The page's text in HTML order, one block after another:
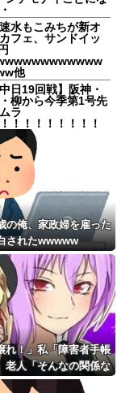
速水もこみちが新オ
フェ、サンドイッ
他
日19回戦】阪神・
柳から今季第1号先
ラ
！！！！！！！！
ドを43インチ4kで
迫力がすごい！
ちゃんが米を配達
ら、さっきから外で
「おすそ分けなら
んだけどなぁ」私
?!)→夜、友人と飲ん
ポーン→結果
ー流行期にジャガ
ドロドロの「大惨
錬成してしまった
こんなのスープカ
！」→私「作り直
捨てるの禁止！」
ゼロで理不尽すぎ
！！！すごいわ掃
を取った新入社員
の俺、家政婦を雇った
されたwwwww
れ！」私「障害者手帳
老人「そんなの関係な
を浴びせられた直後、